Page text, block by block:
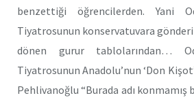
benzettiği öğrencilerden. Yani
Tiyatrosunun konservatuvara
dönen gurur tablolarından…
Tiyatrosunun Anadolu’nun ‘Don
Pehlivanoğlu “Burada adı konmamış